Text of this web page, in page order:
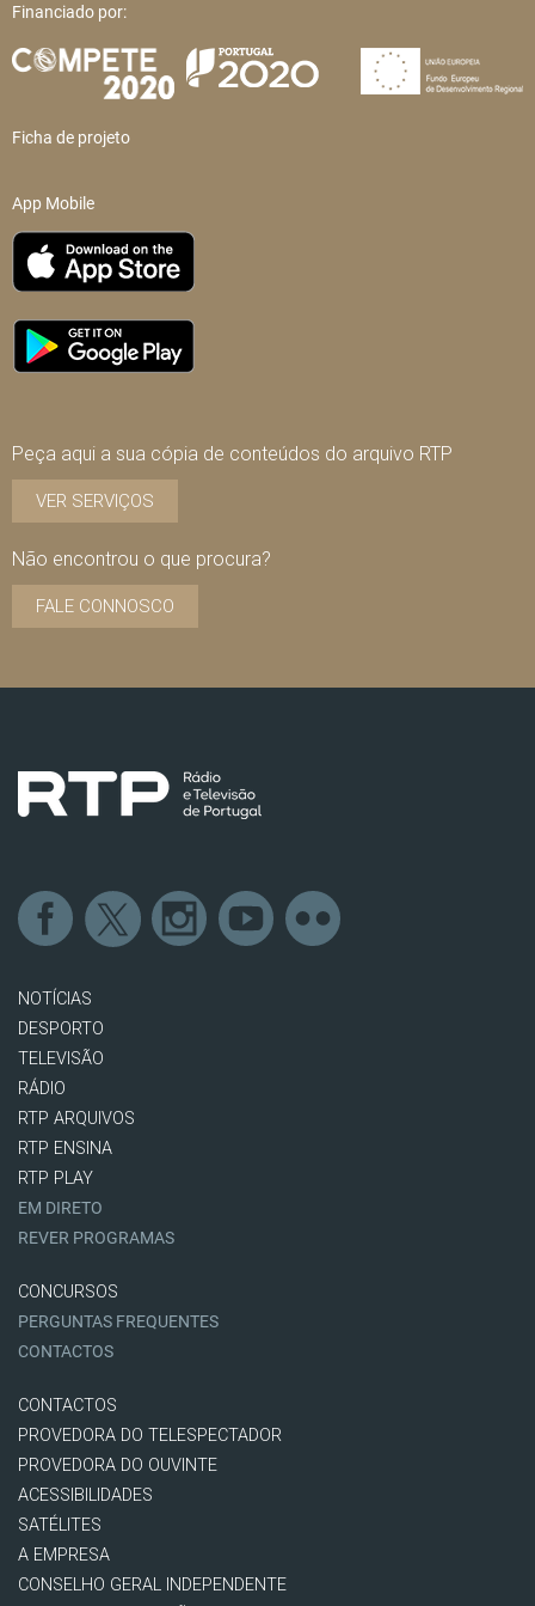
Financiado por:
Ficha de projeto
App Mobile
Peça aqui a sua cópia de conteúdos do arquivo RTP
VER SERVIÇOS
Não encontrou o que procura?
FALE CONNOSCO
NOTÍCIAS
DESPORTO
TELEVISÃO
RÁDIO
RTP ARQUIVOS
RTP ENSINA
RTP PLAY
EM DIRETO
REVER PROGRAMAS
CONCURSOS
PERGUNTAS FREQUENTES
CONTACTOS
CONTACTOS
PROVEDORA DO TELESPECTADOR
PROVEDORA DO OUVINTE
ACESSIBILIDADES
SATÉLITES
A EMPRESA
CONSELHO GERAL INDEPENDENTE